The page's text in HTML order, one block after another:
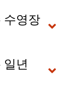
수영장
일년